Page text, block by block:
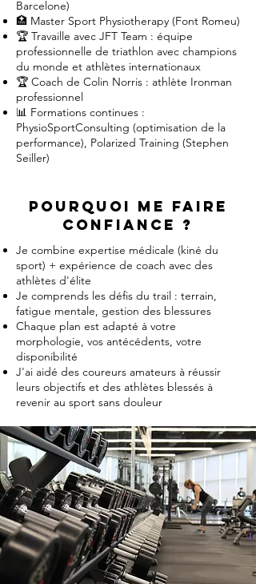
Barcelone)
🏥 Master Sport Physiotherapy (Font Romeu)
🏆 Travaille avec JFT Team : équipe
professionnelle de triathlon avec champions
du monde et athlètes internationaux
🏆 Coach de Colin Norris : athlète Ironman
professionnel
📊 Formations continues :
PhysioSportConsulting (optimisation de la
performance), Polarized Training (Stephen
Seiller)
Pourquoi me faire
confiance ?
Je combine expertise médicale (kiné du
sport) + expérience de coach avec des
athlètes d'élite
Je comprends les défis du trail : terrain,
fatigue mentale, gestion des blessures
Chaque plan est adapté à votre
morphologie, vos antécédents, votre
disponibilité
J'ai aidé des coureurs amateurs à réussir
leurs objectifs et des athlètes blessés à
revenir au sport sans douleur